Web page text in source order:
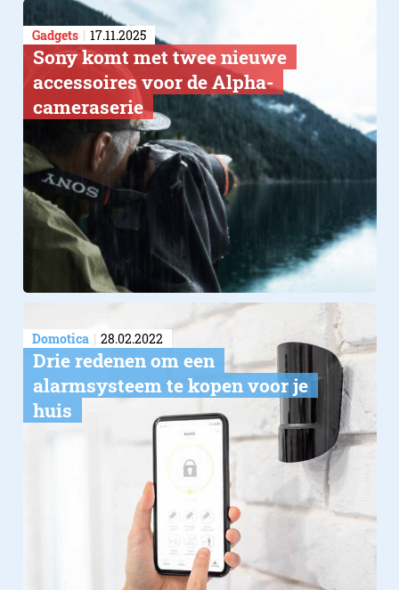
Gadgets 17.11.2025
Sony komt met twee nieuwe
accessoires voor de Alpha-
cameraserie
Domotica 28.02.2022
Drie redenen om een
alarmsysteem te kopen voor je
huis